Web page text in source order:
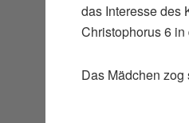
das Interesse des
Christophorus 6
Das Mädchen